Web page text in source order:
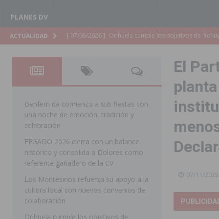
PLANES DV
ACTUALIDAD [ 07/08/2026 ] Orihuela organiza un concierto
[ 07/08/2026 ]
El Ayuntamiento de Almoradí mejora
ALMORADÍ
[ 07/08/2026 ] Educación destina 1,2 millones
[ 07/08/2026 ] La Policía Nacional desarticula un
[ 07/08/2026 ] Torrevieja impulsa el empleo con la
TORREVIEJA
Raiguero de Bonanza alerta del
El
07/11/2025
Benferri da comienzo a sus fiestas con
una noche de emoción, tradición y
celebración
FEGADO 2026 cierra con un balance
histórico y consolida a Dolores como
referente ganadero de la CV
Los Montesinos refuerza su apoyo a la
cultura local con nuevos convenios de
colaboración
Orihuela cumple los objetivos de